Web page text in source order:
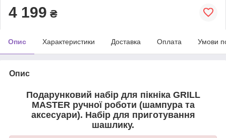
4 199 ₴
Опис Характеристики Доставка Оплата Умови
Опис
Подарунковий набір для пікніка GRILL
MASTER ручної роботи (шампура та
аксесуари). Набір для приготування
шашлику.